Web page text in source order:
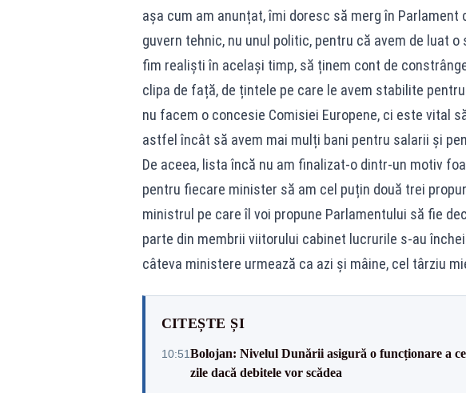
așa cum am anunțat, îmi doresc să merg în
guvern tehnic, nu unul politic, pentru că avem de luat
fim realiști în același timp, să ținem cont de
clipa de față, de țintele pe care le avem stabilite
nu facem o concesie Comisiei Europene, ci este vital
astfel încât să avem mai mulți bani pentru salarii și
De aceea, lista încă nu am finalizat-o dintr-un motiv
pentru fiecare minister să am cel puțin două trei
ministrul pe care îl voi propune Parlamentului să fie
parte din membrii viitorului cabinet lucrurile s-au
câteva ministere urmează ca azi și mâine, cel târziu
CITEȘTE ȘI
10:51Bolojan: Nivelul Dunării asigură o funcționare a
zile dacă debitele vor scădea